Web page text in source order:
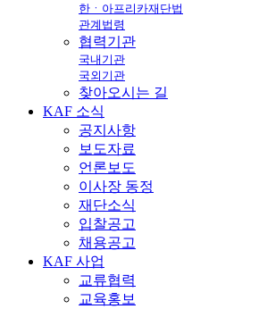
한ㆍ아프리카재단법
관계법령
협력기관
국내기관
국외기관
찾아오시는 길
KAF 소식
공지사항
보도자료
언론보도
이사장 동정
재단소식
입찰공고
채용공고
KAF 사업
교류협력
교육홍보